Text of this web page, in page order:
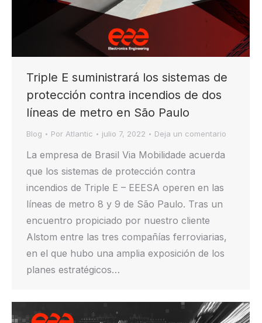
Triple E suministrará los sistemas de
protección contra incendios de dos
líneas de metro en São Paulo
Blog Por Atlantic julio 7, 2022 Deja un comentario
La empresa de Brasil Via Mobilidade acuerda
que los sistemas de protección contra
incendios de Triple E – EEESA operen en las
líneas de metro 8 y 9 de São Paulo. Tras un
encuentro propiciado por nuestro cliente
Alstom entre las tres compañías ferroviarias,
en el que hubo una amplia exposición de los
planes estratégicos…